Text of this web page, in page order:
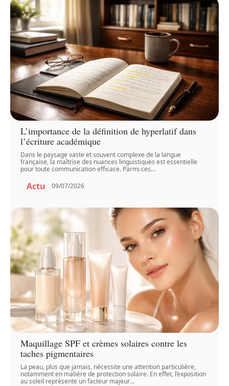
L’importance de la définition de hyperlatif dans
l’écriture académique
Dans le paysage vaste et souvent complexe de la langue
française, la maîtrise des nuances linguistiques est essentielle
pour toute communication efficace. Parmi ces…
Actu 09/07/2026
Maquillage SPF et crèmes solaires contre les
taches pigmentaires
La peau, plus que jamais, nécessite une attention particulière,
notamment en matière de protection solaire. En effet, l’exposition
au soleil représente un facteur majeur…